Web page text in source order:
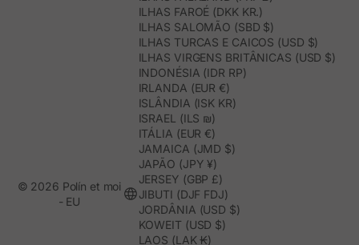
ILHAS FAROÉ (DKK KR.)
ILHAS SALOMÃO (SBD $)
ILHAS TURCAS E CAICOS (USD $)
ILHAS VIRGENS BRITÂNICAS (USD $)
INDONÉSIA (IDR RP)
IRLANDA (EUR €)
ISLÂNDIA (ISK KR)
ISRAEL (ILS ₪)
ITÁLIA (EUR €)
JAMAICA (JMD $)
JAPÃO (JPY ¥)
JERSEY (GBP £)
JIBUTI (DJF FDJ)
JORDÂNIA (USD $)
KOWEIT (USD $)
LAOS (LAK ₭)
© 2026 Polín et moi
- EU